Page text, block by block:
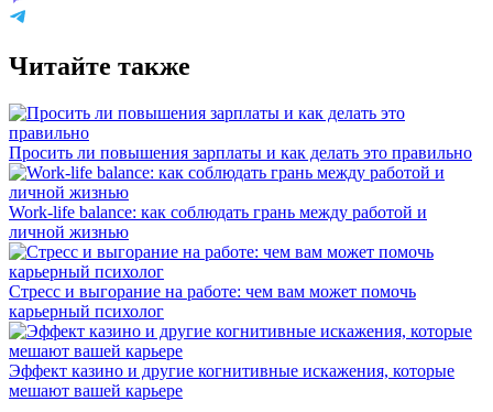
Читайте также
Просить ли повышения зарплаты и как делать это правильно
Work-life balance: как соблюдать грань между работой и
личной жизнью
Стресс и выгорание на работе: чем вам может помочь
карьерный психолог
Эффект казино и другие когнитивные искажения, которые
мешают вашей карьере